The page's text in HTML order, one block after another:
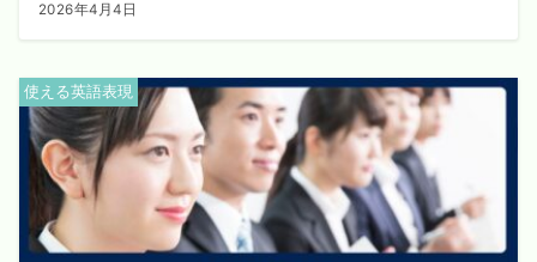
2026年4月4日
使える英語表現